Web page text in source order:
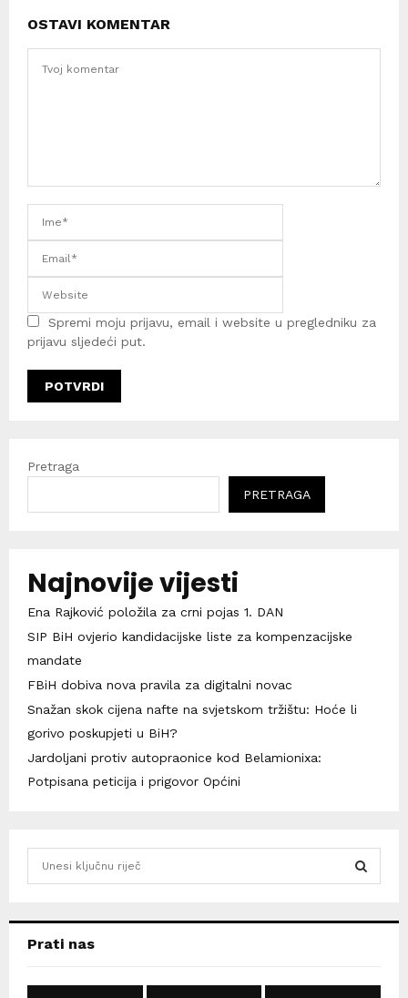
OSTAVI KOMENTAR
Spremi moju prijavu, email i website u pregledniku za
prijavu sljedeći put.
Pretraga
PRETRAGA
Najnovije vijesti
Ena Rajković položila za crni pojas 1. DAN
SIP BiH ovjerio kandidacijske liste za kompenzacijske
mandate
FBiH dobiva nova pravila za digitalni novac
Snažan skok cijena nafte na svjetskom tržištu: Hoće li
gorivo poskupjeti u BiH?
Jardoljani protiv autopraonice kod Belamionixa:
Potpisana peticija i prigovor Općini
hPrati nas